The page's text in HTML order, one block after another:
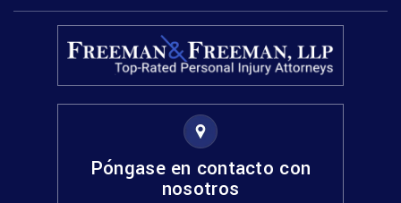
Póngase en contacto con
nosotros